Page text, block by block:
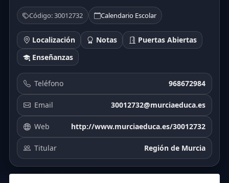
Código: 30012732 Calendario Escolar
Localización Notas
Puertas Abiertas
Enseñanzas
Teléfono 968672984
Email 30012732@murciaeduca.es
Web http://www.murciaeduca.es/30012732
Titular Región de Murcia